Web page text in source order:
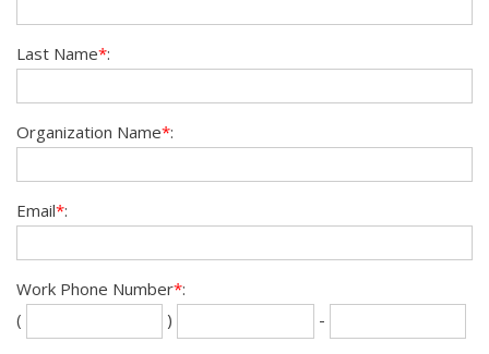
Last Name*:
Organization Name*:
Email*:
Work Phone Number*:
(
) -